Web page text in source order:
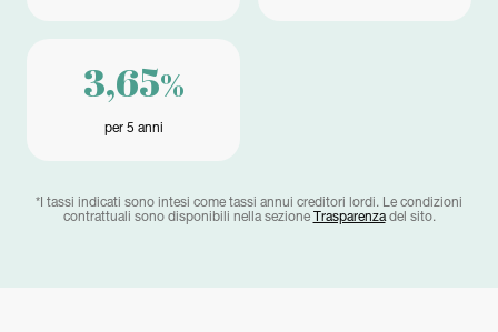
3,65%
per 5 anni
*I tassi indicati sono intesi come tassi annui creditori lordi. Le condizioni
contrattuali sono disponibili nella sezione
Trasparenzadel sito.